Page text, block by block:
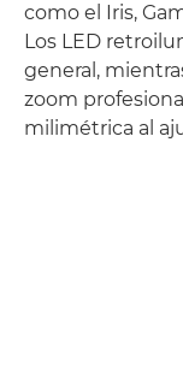
como el Iris,
Los LED
general,
zoom
milimétrica al